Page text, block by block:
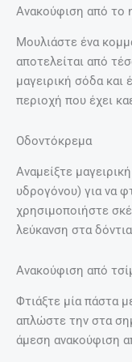
Ανακούφιση από το
Μουλιάστε ένα
αποτελείται από
μαγειρική σόδα και
περιοχή που έχει
Οδοντόκρεμα
Αναμείξτε
υδρογόνου) για να
χρησιμοποιήστε
λεύκανση στα
Ανακούφιση από
Φτιάξτε μία πάστα
απλώστε την στα
άμεση ανακούφιση